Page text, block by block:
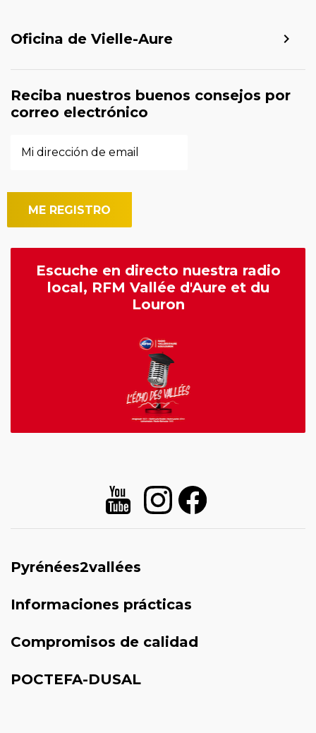
Oficina de Vielle-Aure
Reciba nuestros buenos consejos por
correo electrónico
Escuche en directo nuestra radio
local, RFM Vallée d'Aure et du
Louron
Pyrénées2vallées
Informaciones prácticas
Compromisos de calidad
POCTEFA-DUSAL